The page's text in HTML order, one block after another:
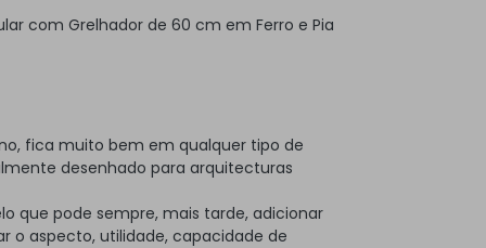
com Grelhador de 60 cm em Ferro e Pia
fica muito bem em qualquer tipo de
desenhado para arquitecturas
que pode sempre, mais tarde, adicionar
o aspecto, utilidade, capacidade de